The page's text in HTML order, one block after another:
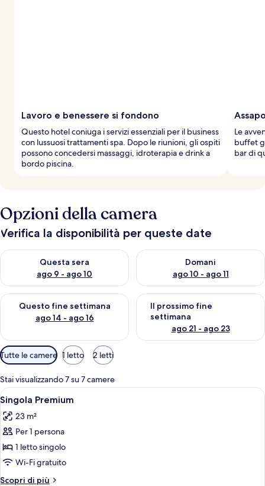
Lavoro e benessere si fondono
Questo hotel coniuga i servizi essenziali per il business
con lussuosi trattamenti spa. Dopo le riunioni, gli ospiti
possono concedersi massaggi, idroterapia e drink a
bordo piscina.
Le
buffet
bar di
Opzioni della camera
Verifica la disponibilità per queste date
Questa sera
ago 9 - ago 10
Verifica la disponibilità per questa sera, ago 9 - ago 10
Domani
ago 10 - ago 11
Verifica la disponibilità per
Questo fine settimana
ago 14 - ago 16
Verifica la disponibilità per questo fine settimana, ago 14 -
Il prossimo fine
settimana
ago 21 - ago 23
Verifica la disponibilità per il
Filtri
disponibili
per
le
camere
Tutte le camere 1 letto 2 letti
Stai visualizzando 7 su 7 camere
Apri
tutte
le
foto
per
Singola
Premium
Una camera d'albergo con un letto,
4
Singola Premium
23 m²
Per 1 persona
1 letto singolo
Wi-Fi gratuito
Scopri di più
Altri